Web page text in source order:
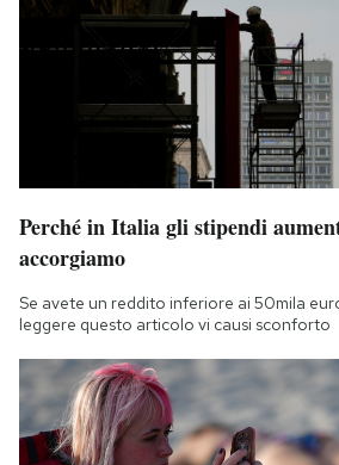
Perché in Italia gli stipendi
accorgiamo
Se avete un reddito inferiore ai 50mila
leggere questo articolo vi causi sconforto